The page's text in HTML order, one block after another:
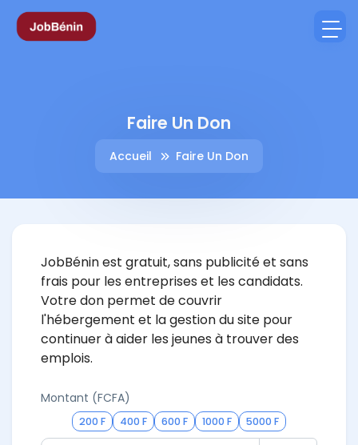
Faire Un Don
Accueil Faire Un Don
JobBénin est gratuit, sans publicité et sans
frais pour les entreprises et les candidats.
Votre don permet de couvrir
l'hébergement et la gestion du site pour
continuer à aider les jeunes à trouver des
emplois.
Montant (FCFA)
200 F 400 F 600 F 1000 F 5000 F